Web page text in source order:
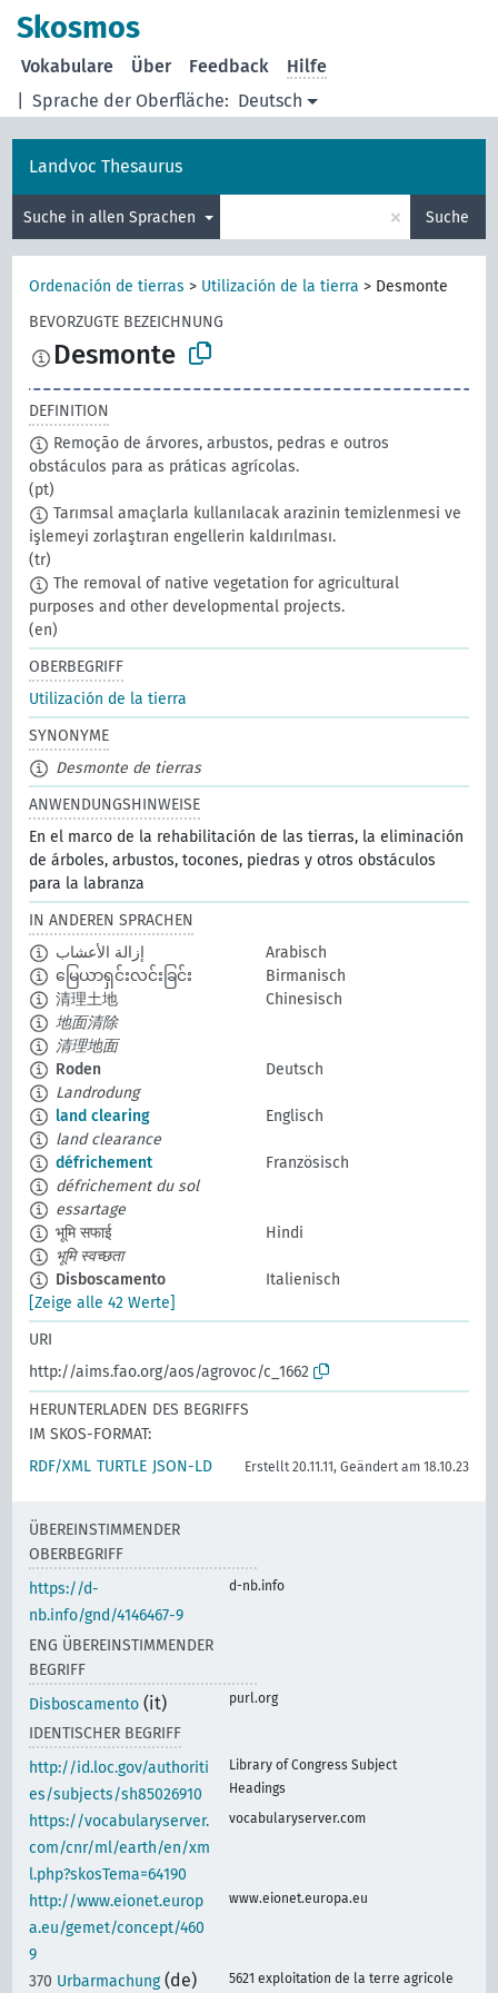
Skosmos
Sprache der Oberfläche: Deutsch
Vokabulare Über Feedback Hilfe
Landvoc Thesaurus
Suche in allen Sprachen × Suche
Ordenación de tierras > Utilización de la tierra > Desmonte
BEVORZUGTE BEZEICHNUNG
Desmonte
DEFINITION
Remoção de árvores, arbustos, pedras e outros
obstáculos para as práticas agrícolas.
(pt)
Tarımsal amaçlarla kullanılacak arazinin temizlenmesi ve
işlemeyi zorlaştıran engellerin kaldırılması.
(tr)
The removal of native vegetation for agricultural
purposes and other developmental projects.
(en)
OBERBEGRIFF
Utilización de la tierra
SYNONYME
Desmonte de tierras
ANWENDUNGSHINWEISE
En el marco de la rehabilitación de las tierras, la eliminación
de árboles, arbustos, tocones, piedras y otros obstáculos
para la labranza
IN ANDEREN SPRACHEN
إزالة الأعشاب
Arabisch
မြေယာရှင်းလင်းခြင်း
Birmanisch
清理土地
Chinesisch
地面清除
清理地面
Roden
Deutsch
Landrodung
land clearing
Englisch
land clearance
défrichement
Französisch
défrichement du sol
essartage
भूमि सफाई
Hindi
भूमि स्वच्छता
Disboscamento
Italienisch
[Zeige alle 42 Werte]
URI
http://aims.fao.org/aos/agrovoc/c_1662
HERUNTERLADEN DES BEGRIFFS
IM SKOS-FORMAT:
RDF/XML TURTLE JSON-LD Erstellt 20.11.11, Geändert am 18.10.23
ÜBEREINSTIMMENDER
OBERBEGRIFF
https://d-
nb.info/gnd/4146467-9
d-nb.info
ENG ÜBEREINSTIMMENDER
BEGRIFF
Disboscamento (it) purl.org
IDENTISCHER BEGRIFF
http://id.loc.gov/authoriti
es/subjects/sh85026910
Library of Congress Subject
Headings
https://vocabularyserver.
com/cnr/ml/earth/en/xm
l.php?skosTema=64190
vocabularyserver.com
http://www.eionet.europ
a.eu/gemet/concept/460
9
www.eionet.europa.eu
370 Urbarmachung (de) 5621 exploitation de la terre agricole